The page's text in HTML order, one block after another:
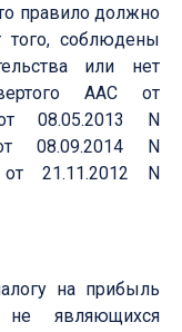
правило должно
того, соблюдены
или нет
ААС от
08.05.2013 N
08.09.2014 N
21.11.2012 N
на прибыль
не являющихся